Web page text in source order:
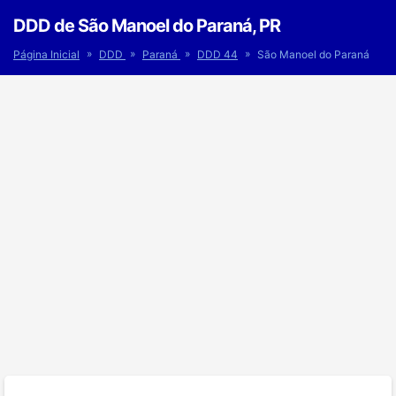
DDD de São Manoel do Paraná, PR
Página Inicial » DDD » Paraná » DDD 44 » São Manoel do Paraná